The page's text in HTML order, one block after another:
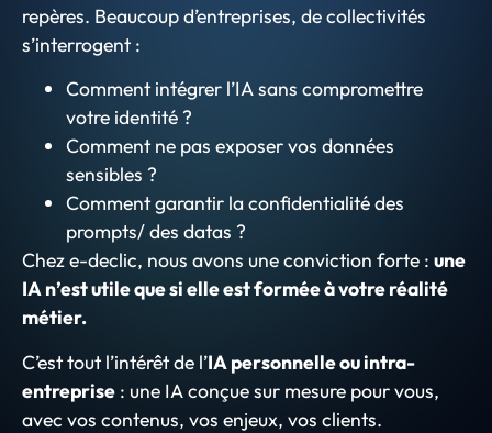
repères. Beaucoup d’entreprises, de collectivités
s’interrogent :
Comment intégrer l’IA sans compromettre
votre identité ?
Comment ne pas exposer vos données
sensibles ?
Comment garantir la confidentialité des
prompts/ des datas ?
Chez e-declic, nous avons une conviction forte : une
IA n’est utile que si elle est formée à votre réalité
métier.
C’est tout l’intérêt de l’IA personnelle ou intra-
entreprise : une IA conçue sur mesure pour vous,
avec vos contenus, vos enjeux, vos clients.